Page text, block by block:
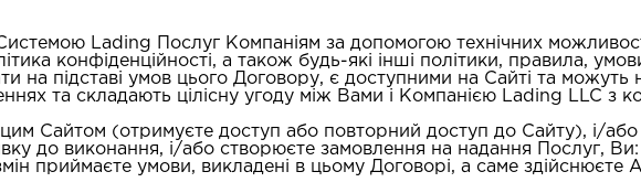
Lading Послуг Компаніям за допомогою технічних
конфіденційності, а також будь-які інші політики, правила,
на підставі умов цього Договору, є доступними на Сайті та можуть
та складають цілісну угоду між Вами і Компанією Lading LLC з
Сайтом (отримуєте доступ або повторний доступ до Сайту), і/або
до виконання, і/або створюєте замовлення на надання Послуг, Ви:
приймаєте умови, викладені в цьому Договорі, а саме здійснюєте